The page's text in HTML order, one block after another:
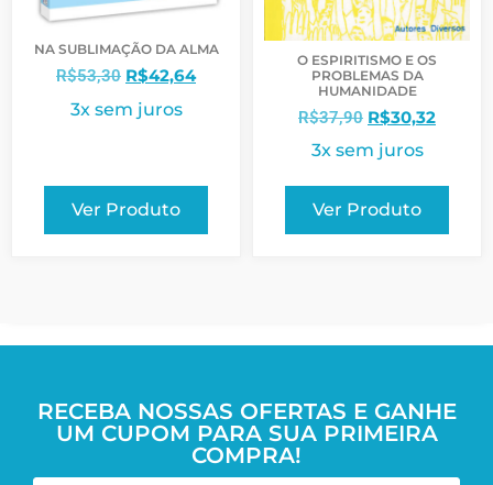
NA SUBLIMAÇÃO DA ALMA
R$53,30 R$42,64
3x sem juros
Ver Produto
O ESPIRITISMO E OS
PROBLEMAS DA
HUMANIDADE
R$37,90 R$30,32
3x sem juros
Ver Produto
RECEBA NOSSAS OFERTAS E GANHE
UM CUPOM PARA SUA PRIMEIRA
COMPRA!